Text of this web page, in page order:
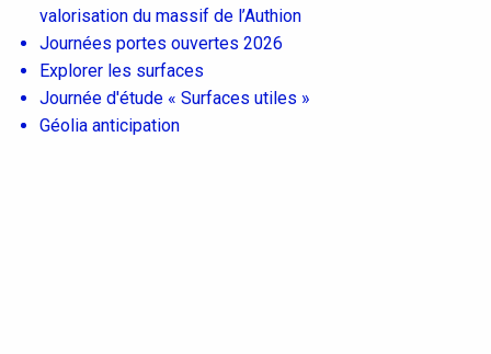
valorisation du massif de l’Authion
Journées portes ouvertes 2026
Explorer les surfaces
Journée d'étude « Surfaces utiles »
Géolia anticipation